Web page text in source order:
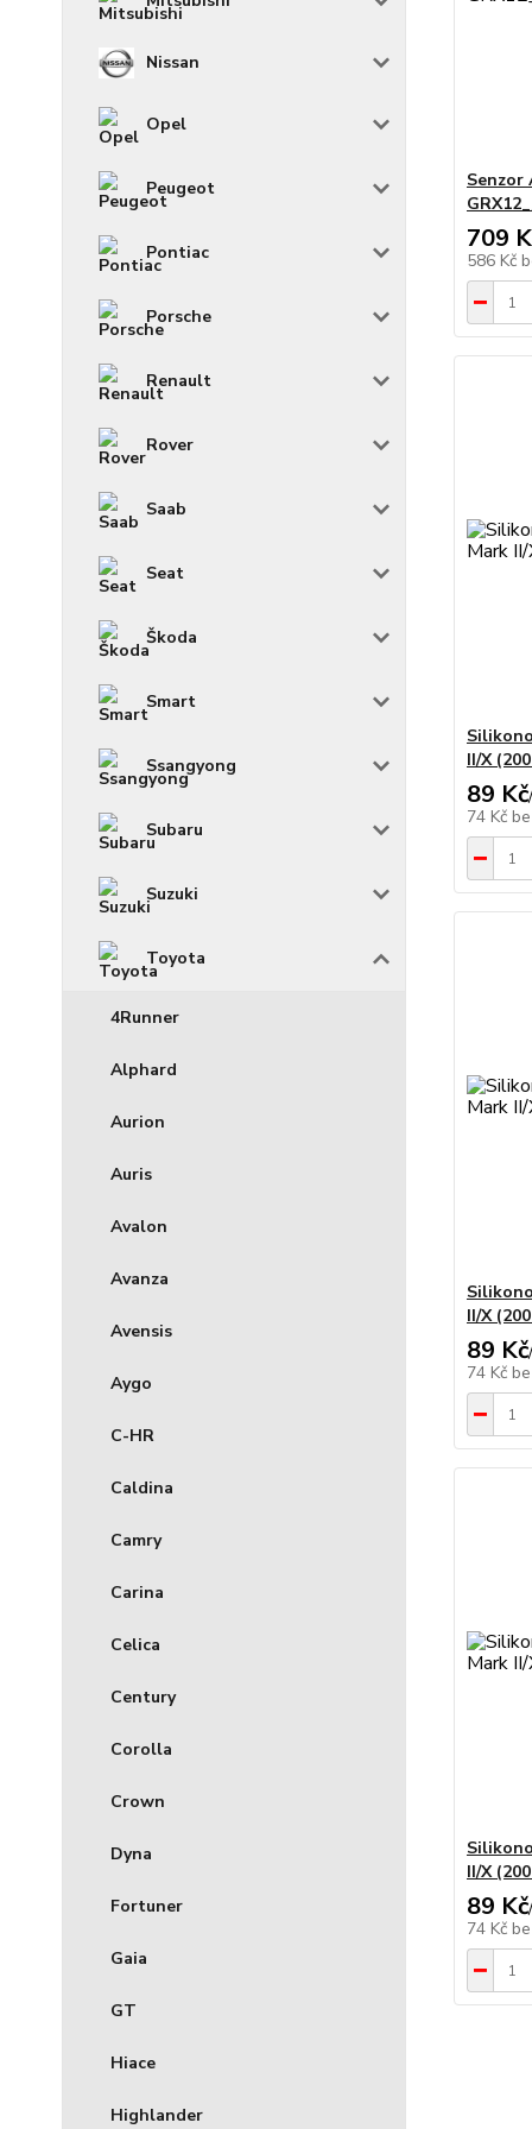
Nissan
Opel
Peugeot
Pontiac
Porsche
Renault
Rover
Saab
Seat
Škoda
Smart
Ssangyong
Subaru
Suzuki
Toyota
4Runner
Alphard
Aurion
Auris
Avalon
Avanza
Avensis
Aygo
C-HR
Caldina
Camry
Carina
Celica
Century
Corolla
Crown
Dyna
Fortuner
Gaia
GT
Hiace
Highlander
Senzor
709
586 Kč
II/X
89 Kč/
74 Kč
II/X
89 Kč/
74 Kč
II/X
89 Kč/
74 Kč